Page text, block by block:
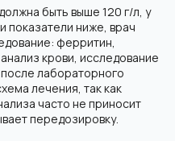
быть выше 120 г/л, у
показатели ниже, врач
ферритин,
крови, исследование
лабораторного
лечения, так как
часто не приносит
передозировку.